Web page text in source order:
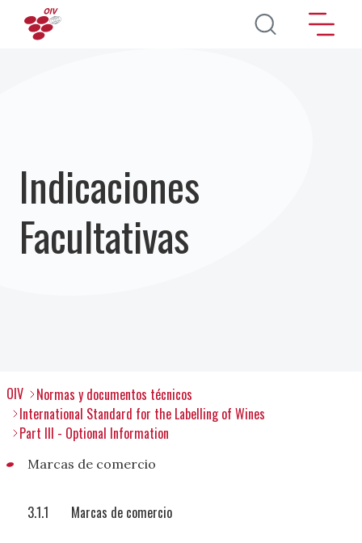
Pasar al contenido principal
Indicaciones
Facultativas
OIV
Normas y documentos técnicos
International Standard for the Labelling of Wines
Part III - Optional Information
Marcas de comercio
3.1.1 Marcas de comercio